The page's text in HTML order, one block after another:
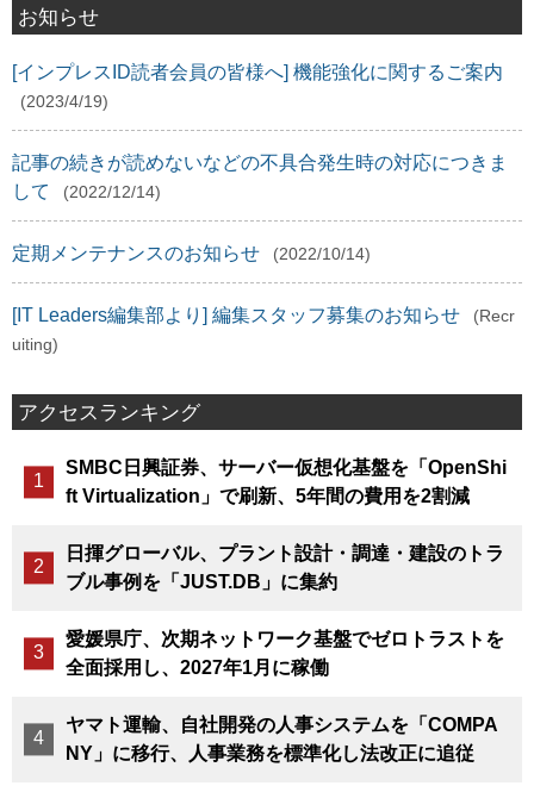
お知らせ
[インプレスID読者会員の皆様へ] 機能強化に関するご案内
(2023/4/19)
記事の続きが読めないなどの不具合発生時の対応につきま
して
(2022/12/14)
定期メンテナンスのお知らせ (2022/10/14)
[IT Leaders編集部より] 編集スタッフ募集のお知らせ
(Recr
uiting)
アクセスランキング
SMBC日興証券、サーバー仮想化基盤を「OpenShi
ft Virtualization」で刷新、5年間の費用を2割減
日揮グローバル、プラント設計・調達・建設のトラ
ブル事例を「JUST.DB」に集約
愛媛県庁、次期ネットワーク基盤でゼロトラストを
全面採用し、2027年1月に稼働
ヤマト運輸、自社開発の人事システムを「COMPA
NY」に移行、人事業務を標準化し法改正に追従